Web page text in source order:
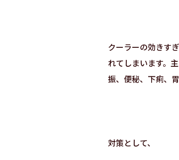
クーラーの効きす
れてしまいます。
振、便秘、下痢、
対策として、